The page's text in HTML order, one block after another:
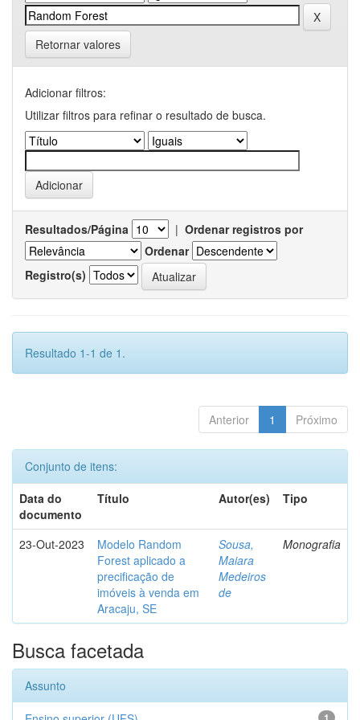
Retornar valores
Adicionar filtros:
Utilizar filtros para refinar o resultado de busca.
Resultados/Página | Ordenar registros por
Ordenar
Registro(s)
Resultado 1-1 de 1.
Anterior 1 Próximo
Conjunto de itens:
Data do
documento
Título Autor(es) Tipo
23-Out-2023
Modelo Random
Forest aplicado a
precificação de
imóveis à venda em
Aracaju, SE
Sousa,
Maiara
Medeiros
de
Monografia
Busca facetada
Assunto